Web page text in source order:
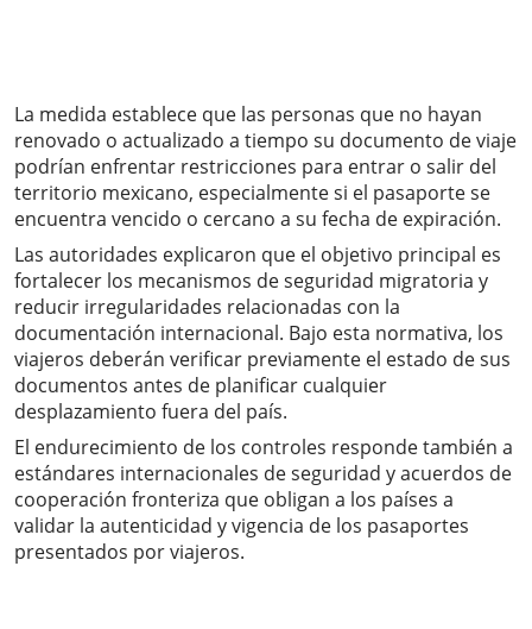
La medida establece que las personas que no hayan
renovado o actualizado a tiempo su documento de viaje
podrían enfrentar restricciones para entrar o salir del
territorio mexicano, especialmente si el pasaporte se
encuentra vencido o cercano a su fecha de expiración.
Las autoridades explicaron que el objetivo principal es
fortalecer los mecanismos de seguridad migratoria y
reducir irregularidades relacionadas con la
documentación internacional. Bajo esta normativa, los
viajeros deberán verificar previamente el estado de sus
documentos antes de planificar cualquier
desplazamiento fuera del país.
El endurecimiento de los controles responde también a
estándares internacionales de seguridad y acuerdos de
cooperación fronteriza que obligan a los países a
validar la autenticidad y vigencia de los pasaportes
presentados por viajeros.